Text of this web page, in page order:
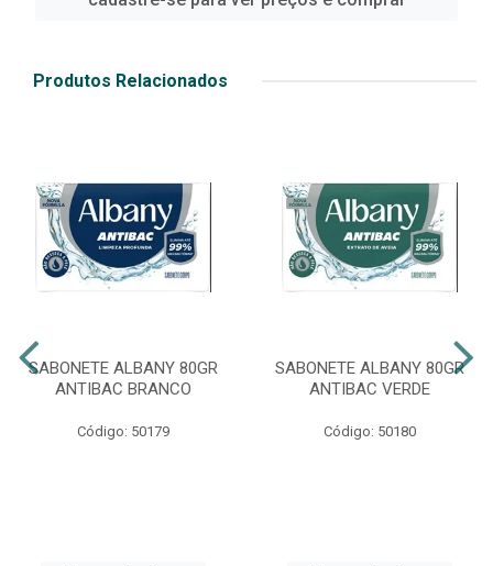
Produtos Relacionados
SABONETE ALBANY 80GR
ANTIBAC BRANCO
Código: 50179
SABONETE ALBANY 80GR
ANTIBAC VERDE
Código: 50180